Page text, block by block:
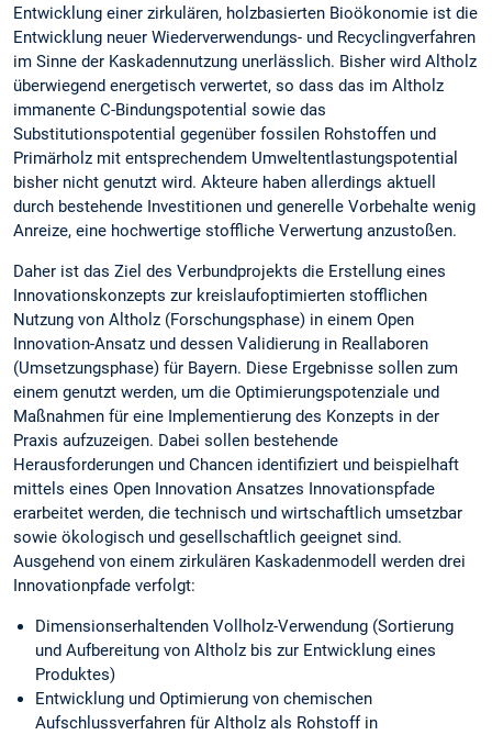
Entwicklung einer zirkulären, holzbasierten Bioökonomie ist die
Entwicklung neuer Wiederverwendungs- und Recyclingverfahren
im Sinne der Kaskadennutzung unerlässlich. Bisher wird Altholz
überwiegend energetisch verwertet, so dass das im Altholz
immanente C-Bindungspotential sowie das
Substitutionspotential gegenüber fossilen Rohstoffen und
Primärholz mit entsprechendem Umweltentlastungspotential
bisher nicht genutzt wird. Akteure haben allerdings aktuell
durch bestehende Investitionen und generelle Vorbehalte wenig
Anreize, eine hochwertige stoffliche Verwertung anzustoßen.
Daher ist das Ziel des Verbundprojekts die Erstellung eines
Innovationskonzepts zur kreislaufoptimierten stofflichen
Nutzung von Altholz (Forschungsphase) in einem Open
Innovation-Ansatz und dessen Validierung in Reallaboren
(Umsetzungsphase) für Bayern. Diese Ergebnisse sollen zum
einem genutzt werden, um die Optimierungspotenziale und
Maßnahmen für eine Implementierung des Konzepts in der
Praxis aufzuzeigen. Dabei sollen bestehende
Herausforderungen und Chancen identifiziert und beispielhaft
mittels eines Open Innovation Ansatzes Innovationspfade
erarbeitet werden, die technisch und wirtschaftlich umsetzbar
sowie ökologisch und gesellschaftlich geeignet sind.
Ausgehend von einem zirkulären Kaskadenmodell werden drei
Innovationpfade verfolgt:
Dimensionserhaltenden Vollholz-Verwendung (Sortierung
und Aufbereitung von Altholz bis zur Entwicklung eines
Produktes)
Entwicklung und Optimierung von chemischen
Aufschlussverfahren für Altholz als Rohstoff in